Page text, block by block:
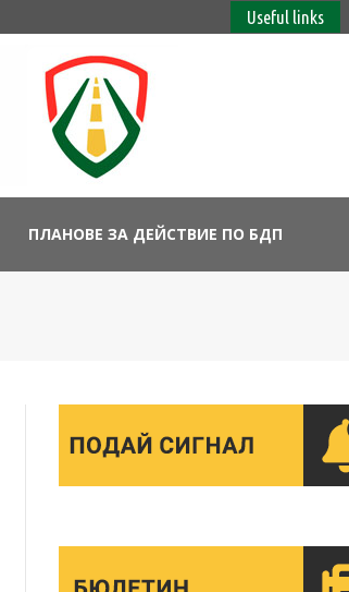
Useful links
ПЛАНОВЕ ЗА ДЕЙСТВИЕ ПО БДП